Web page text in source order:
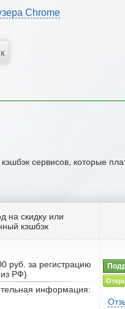
Chrome
сервисов, которые
на скидку или
кэшбэк
руб. за регистрацию
из РФ)
информация: